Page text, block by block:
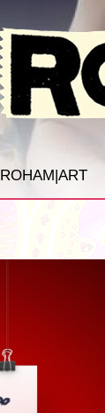
ROHAM|ART